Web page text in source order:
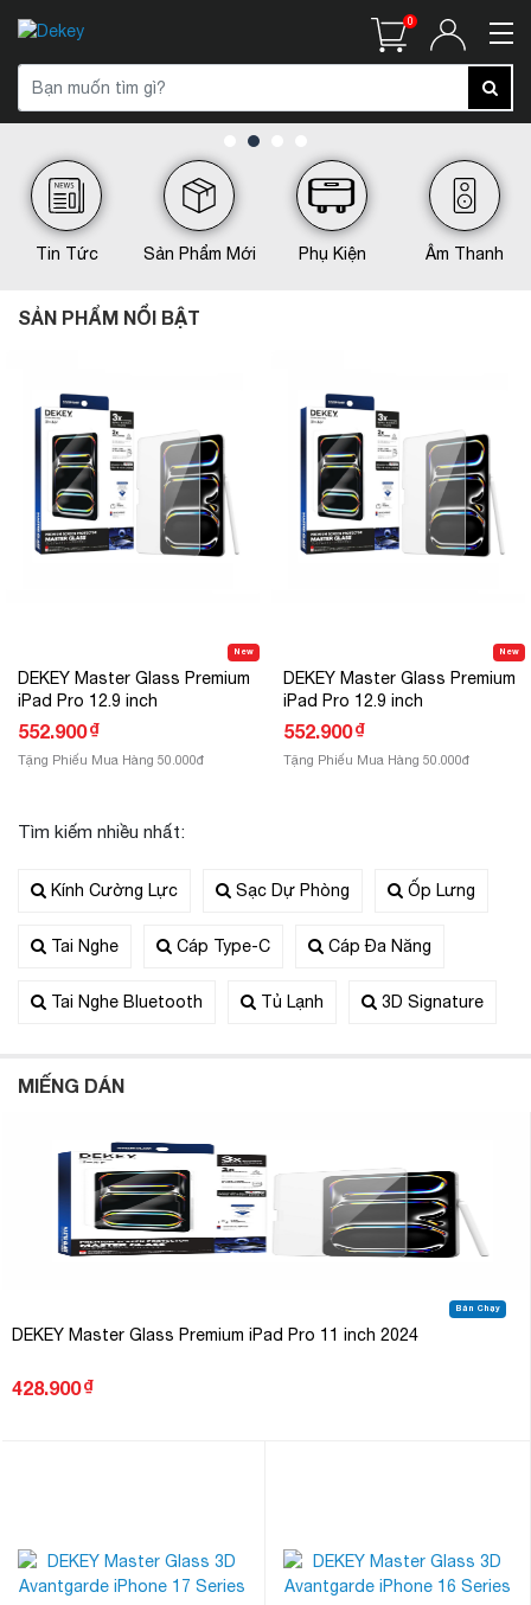
0
Tin Tức Sản Phẩm Mới Phụ Kiện Âm Thanh
SẢN PHẨM NỔI BẬT
New
DEKEY Master Glass Premium
iPad Pro 12.9 inch
552.900₫
Tặng Phiếu Mua Hàng 50.000đ
New
DEKEY Master Glass Premium
iPad Pro 12.9 inch
552.900₫
Tặng Phiếu Mua Hàng 50.000đ
Tìm kiếm nhiều nhất:
Kính Cường Lực Sạc Dự Phòng Ốp Lưng
Tai Nghe Cáp Type-C Cáp Đa Năng
Tai Nghe Bluetooth Tủ Lạnh 3D Signature
MIẾNG DÁN
Bán Chạy
DEKEY Master Glass Premium iPad Pro 11 inch 2024
428.900₫